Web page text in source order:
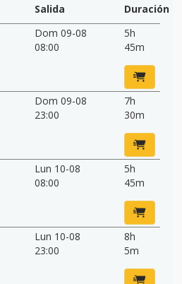
Salida
Duración
Dom 09-08
08:00
5h
45m
Dom 09-08
23:00
7h
30m
Lun 10-08
08:00
5h
45m
Lun 10-08
23:00
8h
5m